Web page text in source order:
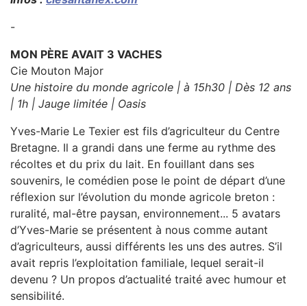
-
MON PÈRE AVAIT 3 VACHES
Cie Mouton Major
Une histoire du monde agricole | à 15h30 | Dès 12 ans
| 1h | Jauge limitée | Oasis
Yves-Marie Le Texier est fils d’agriculteur du Centre
Bretagne. Il a grandi dans une ferme au rythme des
récoltes et du prix du lait. En fouillant dans ses
souvenirs, le comédien pose le point de départ d’une
réflexion sur l’évolution du monde agricole breton :
ruralité, mal-être paysan, environnement... 5 avatars
d’Yves-Marie se présentent à nous comme autant
d’agriculteurs, aussi différents les uns des autres. S’il
avait repris l’exploitation familiale, lequel serait-il
devenu ? Un propos d’actualité traité avec humour et
sensibilité.